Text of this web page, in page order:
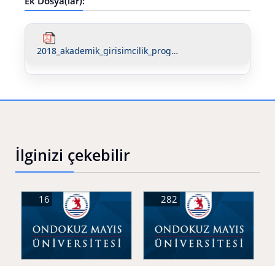
2018_akademik_girisimcilik_program_takvimi.pdf
İlginizi çekebilir
16 282